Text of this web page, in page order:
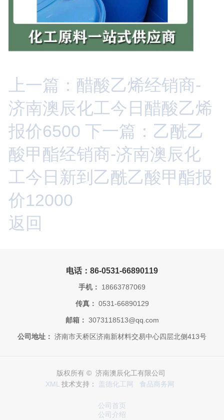
上一篇：醋酸乙烯经销商-
济南澳辰化工今日醋酸乙烯
报价6500 下一篇：乙酰乙
酸甲酯经销商-济南澳辰化
工今日新到乙酰乙酸甲酯报
价12000
返回
电话：86-0531-66890119
手机： 18663787069
传真： 0531-66890129
邮箱： 3073118513@qq.com
公司地址： 济南市天桥区济南新材料交易中心四层北侧413号
版权所有 © 济南澳辰化工有限公司
XML 技术支持： 盖德化工网 食品商务网
公司首页
公司介绍